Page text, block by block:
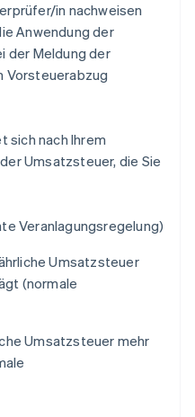
in nachweisen
Anwendung der
der Meldung der
Vorsteuerabzug
sich nach Ihrem
Umsatzsteuer, die Sie
Veranlagungsregelung)
Umsatzsteuer
(normale
Umsatzsteuer mehr